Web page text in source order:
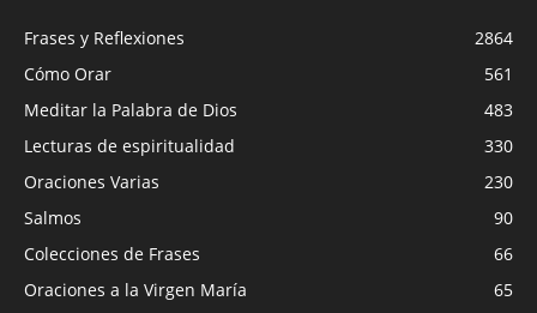
Frases y Reflexiones
2864
Cómo Orar
561
Meditar la Palabra de Dios
483
Lecturas de espiritualidad
330
Oraciones Varias
230
Salmos
90
Colecciones de Frases
66
Oraciones a la Virgen María
65